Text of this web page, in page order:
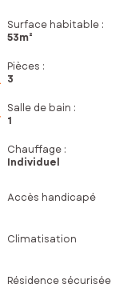
Surface habitable :
53m²
Pièces :
3
Salle de bain :
1
Chauffage :
Individuel
Accès handicapé
Climatisation
Résidence sécurisée